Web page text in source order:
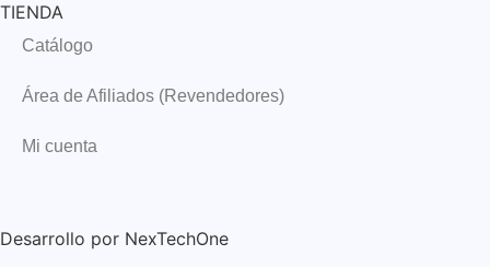
TIENDA
Catálogo
Área de Afiliados (Revendedores)
Mi cuenta
Desarrollo por NexTechOne